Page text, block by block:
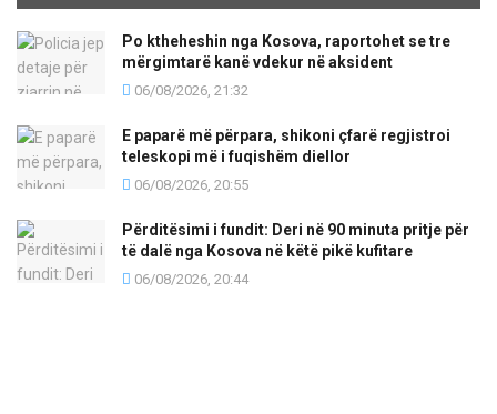
Po ktheheshin nga Kosova, raportohet se tre
mërgimtarë kanë vdekur në aksident
06/08/2026, 21:32
E paparë më përpara, shikoni çfarë regjistroi
teleskopi më i fuqishëm diellor
06/08/2026, 20:55
Përditësimi i fundit: Deri në 90 minuta pritje për
të dalë nga Kosova në këtë pikë kufitare
06/08/2026, 20:44